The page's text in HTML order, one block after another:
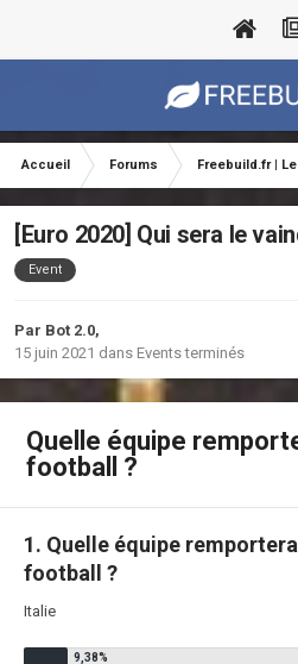
Accueil Forums Freebuild.fr |
[Euro 2020] Qui sera le
Event
Par Bot 2.0,
15 juin 2021 dans Events terminés
Quelle équipe
football ?
1. Quelle équipe
football ?
Italie